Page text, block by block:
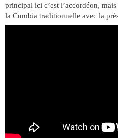
principal ici c’est l’accordéon,
la Cumbia traditionnelle avec la